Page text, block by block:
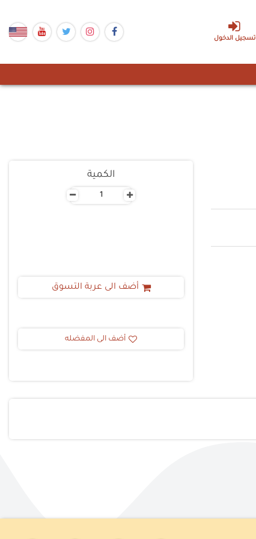
تسجيل الدخول
الكمية
- +
أضف الى عربة التسوق
أضف الى المفضله